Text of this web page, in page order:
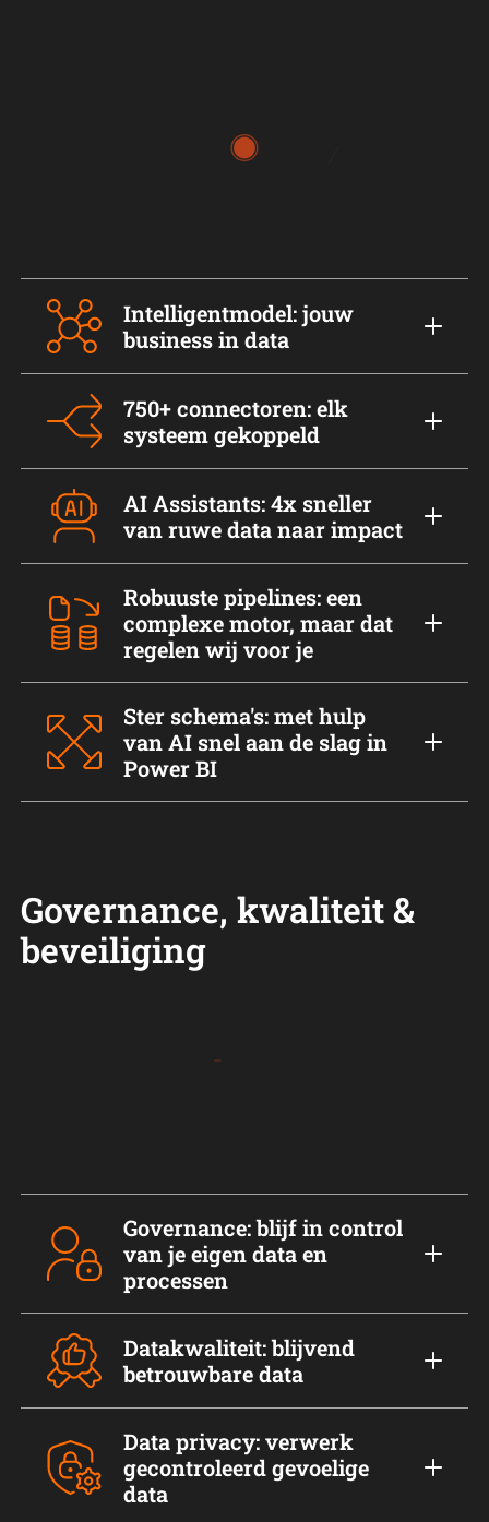
Intelligentmodel: jouw
business in data
750+ connectoren: elk
systeem gekoppeld
AI Assistants: 4x sneller
van ruwe data naar impact
Robuuste pipelines: een
complexe motor, maar dat
regelen wij voor je
Ster schema's: met hulp
van AI snel aan de slag in
Power BI
Governance, kwaliteit &
beveiliging
Governance: blijf in control
van je eigen data en
processen
Datakwaliteit: blijvend
betrouwbare data
Data privacy: verwerk
gecontroleerd gevoelige
data